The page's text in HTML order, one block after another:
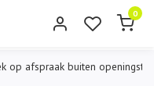
0
buiten openingstijden